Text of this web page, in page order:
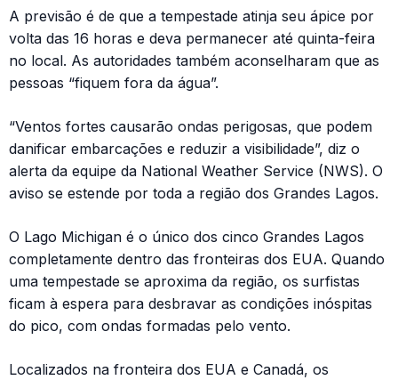
A previsão é de que a tempestade atinja seu ápice por
volta das 16 horas e deva permanecer até quinta-feira
no local. As autoridades também aconselharam que as
pessoas “fiquem fora da água”.
“Ventos fortes causarão ondas perigosas, que podem
danificar embarcações e reduzir a visibilidade”, diz o
alerta da equipe da National Weather Service (NWS). O
aviso se estende por toda a região dos Grandes Lagos.
O Lago Michigan é o único dos cinco Grandes Lagos
completamente dentro das fronteiras dos EUA. Quando
uma tempestade se aproxima da região, os surfistas
ficam à espera para desbravar as condições inóspitas
do pico, com ondas formadas pelo vento.
Localizados na fronteira dos EUA e Canadá, os